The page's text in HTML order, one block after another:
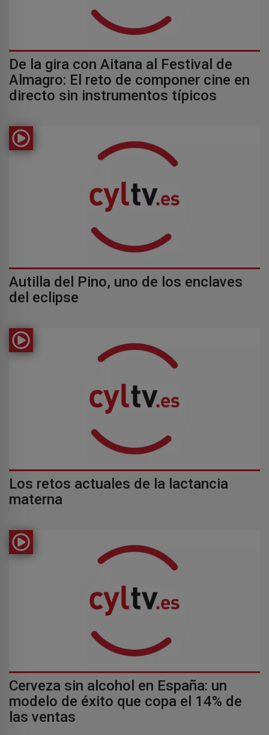
De la gira con Aitana al Festival de
Almagro: El reto de componer cine en
directo sin instrumentos típicos
Autilla del Pino, uno de los enclaves
del eclipse
Los retos actuales de la lactancia
materna
Cerveza sin alcohol en España: un
modelo de éxito que copa el 14% de
las ventas